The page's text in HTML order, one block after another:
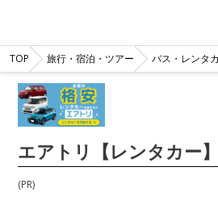
TOP 旅行・宿泊・ツアー バス・レンタ
エアトリ【レンタカー】
(PR)